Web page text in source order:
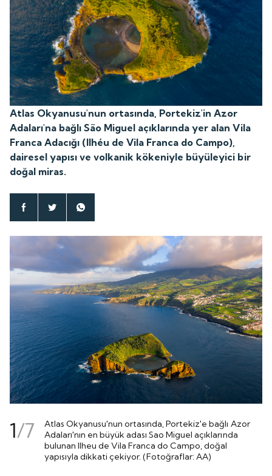
Atlas Okyanusu'nun ortasında, Portekiz'in Azor
Adaları'na bağlı São Miguel açıklarında yer alan Vila
Franca Adacığı (Ilhéu de Vila Franca do Campo),
dairesel yapısı ve volkanik kökeniyle büyüleyici bir
doğal miras.
1/7
Atlas Okyanusu'nun ortasında, Portekiz'e bağlı Azor
Adaları'nın en büyük adası Sao Miguel açıklarında
bulunan Ilheu de Vila Franca do Campo, doğal
yapısıyla dikkati çekiyor. (Fotoğraflar: AA)